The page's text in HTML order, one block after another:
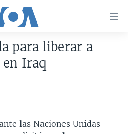
para liberar a
Iraq
las Naciones Unidas